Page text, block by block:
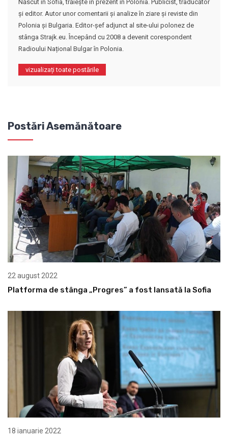
Născut în Sofia, trăiește în prezent în Polonia. Publicist, traducător
și editor. Autor unor comentarii și analize în ziare și reviste din
Polonia și Bulgaria. Editor-șef adjunct al site-ului polonez de
stânga Strajk.eu. Începând cu 2008 a devenit corespondent
Radioului Național Bulgar în Polonia.
vizualizați toate postările
Postări Asemănătoare
22 august 2022
Platforma de stânga „Progres” a fost lansată la Sofia
18 ianuarie 2022